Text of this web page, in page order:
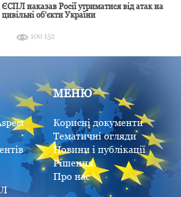
ЄСПЛ наказав Росії утриматися від атак на
цивільні об’єкти України
100 152
МЕНЮ
Корисні документи
Тематичні огляди
Новини і публікації
Рішення
Про нас